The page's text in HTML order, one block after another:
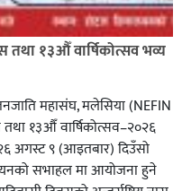
सोमबारको राशिफल
तथा १३औँ वार्षिकोत्सव भव्य
महासंघ, मलेसिया (NEFIN
१३औँ वार्षिकोत्सव–२०२६
अगस्ट ९ (आइतबार) दिउँसो
सभाहल मा आयोजना हुने